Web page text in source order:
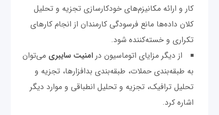
کار و ارائه مکانیزم‌های خودکارسازی تجزیه و تحلیل
کلان داده‌ها مانع فرسودگی کارمندان از انجام کارهای
تکراری و خسته‌کننده شود.
از دیگر مزایای اتوماسیون درامنیت سایبری می‌توان
به طبقه‌بندی حملات، طبقه‌بندی بدافزارها، تجزیه و
تحلیل ترافیک، تجزیه و تحلیل انطباقی و موارد دیگر
اشاره کرد.